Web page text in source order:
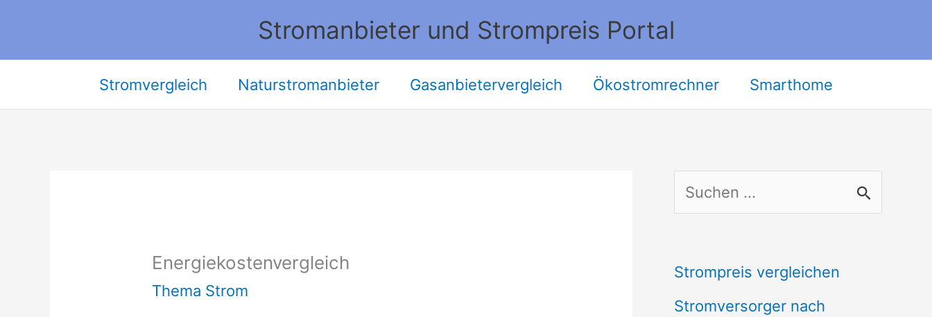
springen
Stromanbieter und Strompreis Portal
Stromvergleich Naturstromanbieter Gasanbietervergleich Ökostromrechner Smarthome
Energiekostenvergleich
Thema Strom
u
h
e
Strompreis vergleichen
Stromversorger nach